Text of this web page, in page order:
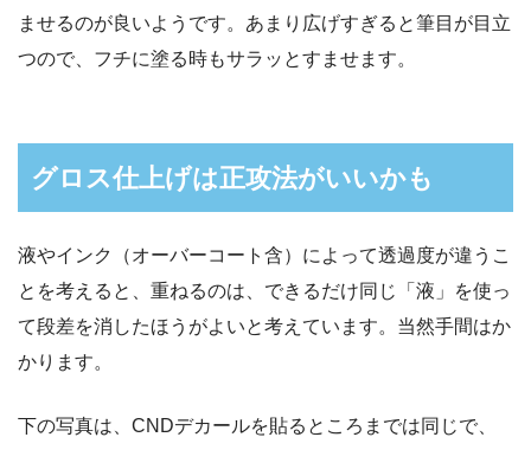
ませるのが良いようです。あまり広げすぎると筆目が目立
つので、フチに塗る時もサラッとすませます。
グロス仕上げは正攻法がいいかも
液やインク（オーバーコート含）によって透過度が違うこ
とを考えると、重ねるのは、できるだけ同じ「液」を使っ
て段差を消したほうがよいと考えています。当然手間はか
かります。
下の写真は、CNDデカールを貼るところまでは同じで、